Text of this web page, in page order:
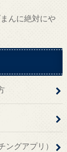
んに絶対にや
ングアプリ）